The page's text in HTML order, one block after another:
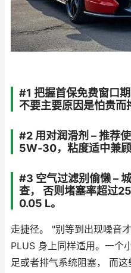
#1 把握首保免费窗口期
不要主要原因是怕贵而
#2 用对润滑剂 – 推荐
5W‑30，粘度适中兼
#3 空气过滤别偷懒 –
查， 否则堵塞率超过
0.05 L。
走捷径。 "别等到出现噪音
PLUS 身上同样适用。一个
足或者排气系统阻塞， 而